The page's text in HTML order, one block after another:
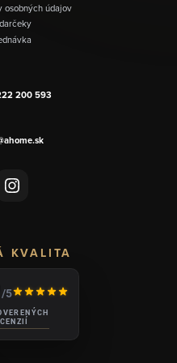
osobných údajov
200 593
KVALITA
/5